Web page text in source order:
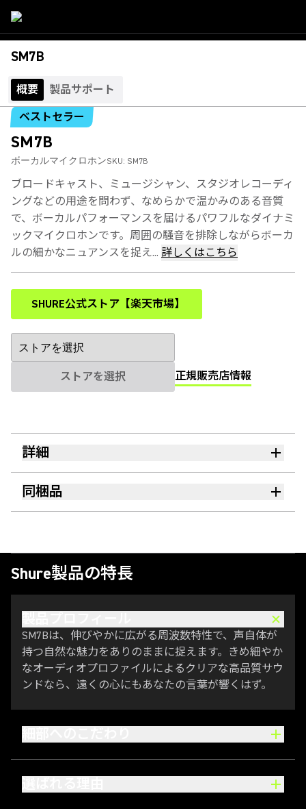
SM7B
概要
製品サポート
ベストセラー
SM7B
ボーカルマイクロホンSKU: SM7B
ブロードキャスト、ミュージシャン、スタジオレコーディ
ングなどの用途を問わず、なめらかで温かみのある音質
で、ボーカルパフォーマンスを届けるパワフルなダイナミ
ックマイクロホンです。周囲の騒音を排除しながらボーカ
ルの細かなニュアンスを捉え... 詳しくはこちら
SHURE公式ストア【楽天市場】
(Opens in a new tab)
ストアを選択 正規販売店情報
詳細
同梱品
Shure製品の特長
SM7Bは、伸びやかに広がる周波数特性で、声自体が
持つ自然な魅力をありのままに捉えます。きめ細やか
なオーディオプロファイルによるクリアな高品質サウ
ンドなら、遠くの心にもあなたの言葉が響くはず。